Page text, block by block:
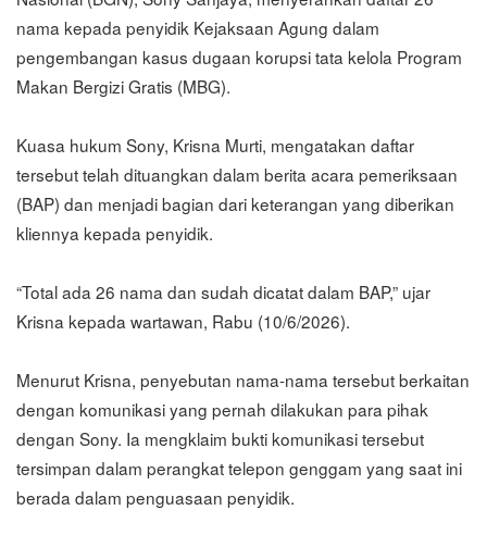
nama kepada penyidik Kejaksaan Agung dalam
pengembangan kasus dugaan korupsi tata kelola Program
Makan Bergizi Gratis (MBG).
Kuasa hukum Sony, Krisna Murti, mengatakan daftar
tersebut telah dituangkan dalam berita acara pemeriksaan
(BAP) dan menjadi bagian dari keterangan yang diberikan
kliennya kepada penyidik.
“Total ada 26 nama dan sudah dicatat dalam BAP,” ujar
Krisna kepada wartawan, Rabu (10/6/2026).
Menurut Krisna, penyebutan nama-nama tersebut berkaitan
dengan komunikasi yang pernah dilakukan para pihak
dengan Sony. Ia mengklaim bukti komunikasi tersebut
tersimpan dalam perangkat telepon genggam yang saat ini
berada dalam penguasaan penyidik.